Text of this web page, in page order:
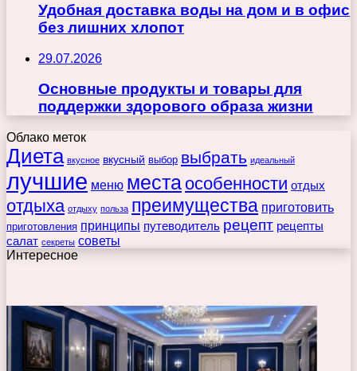
Удобная доставка воды на дом и в офис
без лишних хлопот
29.07.2026
Основные продукты и товары для
поддержки здорового образа жизни
Облако меток
Диета вкусное вкусный выбор выбрать идеальный
лучшие меню места особенности отдых
отдыха отдыху польза преимущества приготовить
приготовления принципы путеводитель рецепт рецепты
салат секреты советы
Интересное